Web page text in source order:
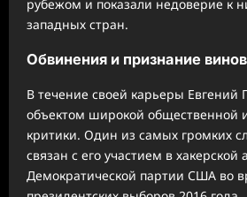
рубежом и показали недоверие к
западных стран.
Обвинения и признание
В течение своей карьеры Евгений
объектом широкой общественной
критики. Один из самых громких
связан с его участием в хакерской
Демократической партии США во